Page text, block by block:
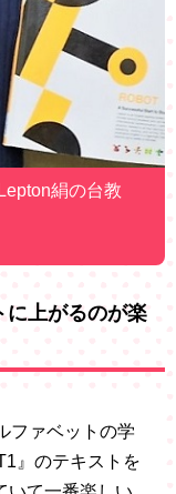
絹の台教
に上がるのが楽
ファベットの学
』のテキストを